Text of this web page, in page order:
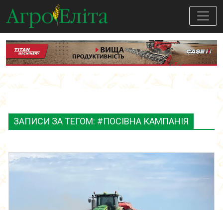
ЗАПИСИ ЗА ТЕГОМ: #ПОСІВНА КАМПАНІЯ